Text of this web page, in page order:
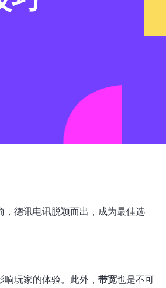
德讯电讯脱颖而出，成为最佳选
玩家的体验。此外， 带宽也是不可